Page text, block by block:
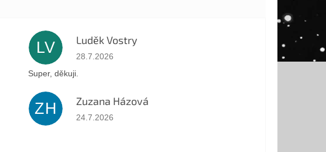
LV Luděk Vostry
Hodnocení obchodu je 5 z 5 hvězdiček.
28.7.2026
Super, děkuji.
ZH Zuzana Házová
Hodnocení obchodu je 5 z 5 hvězdiček.
24.7.2026